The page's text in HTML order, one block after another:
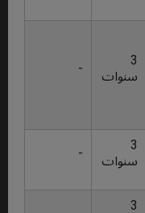
3
سنوات
-
3
سنوات
-
3